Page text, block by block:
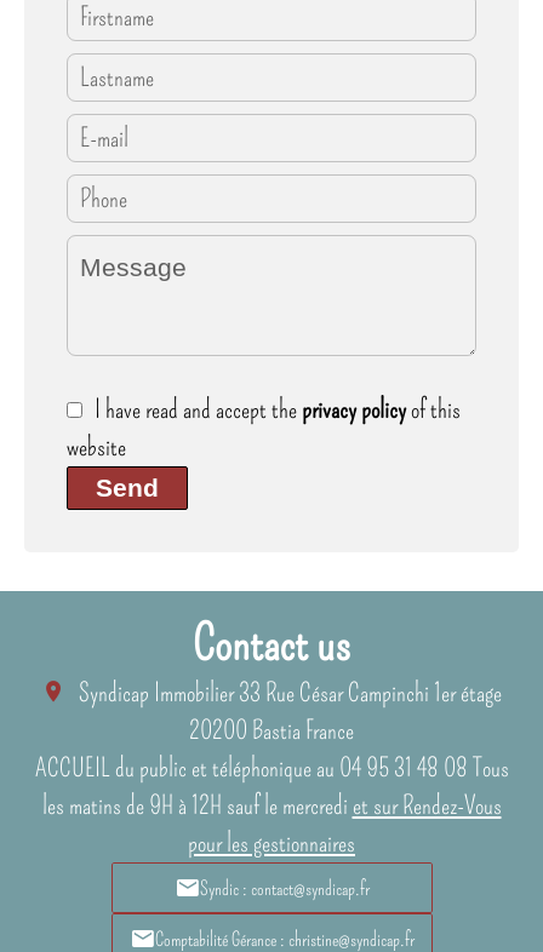
I have read and accept theprivacy policyof this
website
Send
Contact us
Syndicap Immobilier33 Rue César Campinchi 1er étage
20200 Bastia France
ACCUEIL du public et téléphonique au 04 95 31 48 08 Tous
les matins de 9H à 12H sauf le mercredi et sur Rendez-Vous
pour les gestionnaires
Syndic : contact@syndicap.fr
Comptabilité Gérance : christine@syndicap.fr